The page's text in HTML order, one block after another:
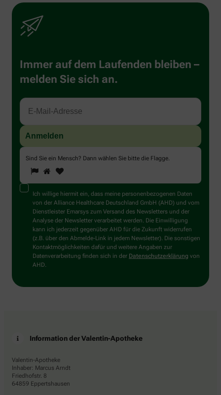
Immer auf dem Laufenden bleiben –
melden Sie sich an.
Sind Sie ein Mensch? Dann wählen Sie bitte die Flagge.
Sind
Sie
ein
Mensch?
Dann
wählen
Sie
bitte
die
Flagge.
1 2
Ich willige hiermit ein, dass meine personenbezogenen Daten
von der Alliance Healthcare Deutschland GmbH (AHD) und vom
Dienstleister Emarsys zum Versand des Newsletters und der
Analyse der Newsletter verarbeitet werden. Die Einwilligung
kann ich jederzeit gegenüber AHD für die Zukunft widerrufen
(z.B. über den Abmelde-Link in jedem Newsletter). Die sonstigen
Kontaktmöglichkeiten dafür und weitere Angaben zur
Datenverarbeitung finden sich in der Datenschutzerklärung von
AHD.
Information der Valentin-Apotheke
Valentin-Apotheke
Inhaber: Marcus Arndt
Friedhofstr. 8
64859 Eppertshausen